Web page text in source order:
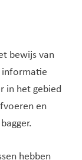
bewijs van
informatie
in het gebied
en
hebben